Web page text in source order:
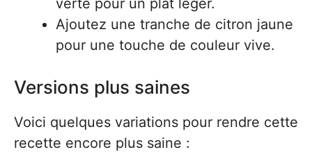
verte pour un plat léger.
Ajoutez une tranche de citron jaune
pour une touche de couleur vive.
Versions plus saines
Voici quelques variations pour rendre cette
recette encore plus saine :